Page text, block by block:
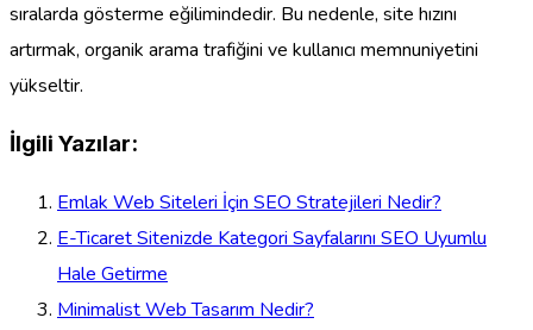
sıralarda gösterme eğilimindedir. Bu nedenle, site hızını
artırmak, organik arama trafiğini ve kullanıcı memnuniyetini
yükseltir.
İlgili Yazılar:
Emlak Web Siteleri İçin SEO Stratejileri Nedir?
E-Ticaret Sitenizde Kategori Sayfalarını SEO Uyumlu
Hale Getirme
Minimalist Web Tasarım Nedir?